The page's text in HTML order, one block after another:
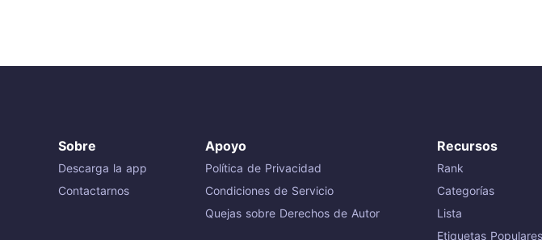
Sobre
Descarga la app
Contactarnos
Apoyo
Política de Privacidad
Condiciones de Servicio
Quejas sobre Derechos de Autor
Recursos
Rank
Categorías
Lista
Etiquetas Populares